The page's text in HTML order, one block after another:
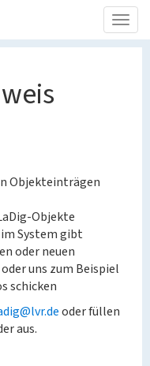
Objekteinträgen
Objekte
System gibt
oder neuen
uns zum Beispiel
schicken
oder füllen
aus.